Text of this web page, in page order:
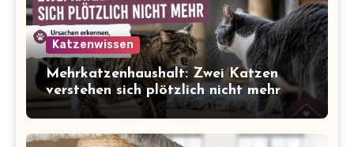
Katzenwissen
Mehrkatzenhaushalt: Zwei Katzen
verstehen sich plötzlich nicht mehr